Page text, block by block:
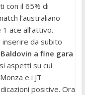
con il 65% di
l’australiano
ace all’attivo.
inserire da subito
a fine gara
aspetti su cui
e i JT
positive. Ora